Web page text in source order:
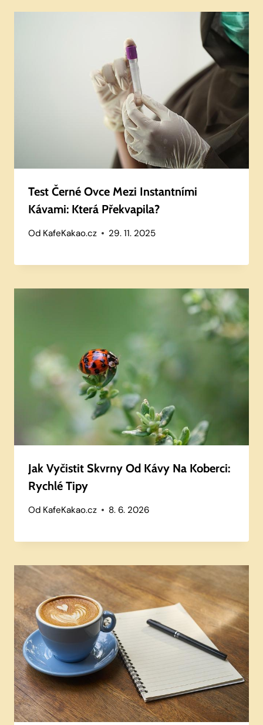
Test Černé Ovce Mezi Instantními
Kávami: Která Překvapila?
Od KafeKakao.cz 29. 11. 2025
Jak Vyčistit Skvrny Od Kávy Na Koberci:
Rychlé Tipy
Od KafeKakao.cz 8. 6. 2026